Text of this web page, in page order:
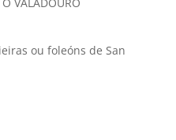
ou foleóns de San